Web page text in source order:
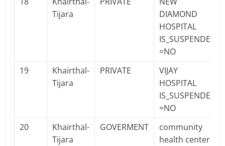
Tijara
DIAMOND
HOSPITAL
IS_SUSPENDED
=NO
19
Khairthal-
Tijara
PRIVATE
VIJAY
HOSPITAL
IS_SUSPENDED
=NO
20
Khairthal-
Tijara
GOVERMENT
community
health center